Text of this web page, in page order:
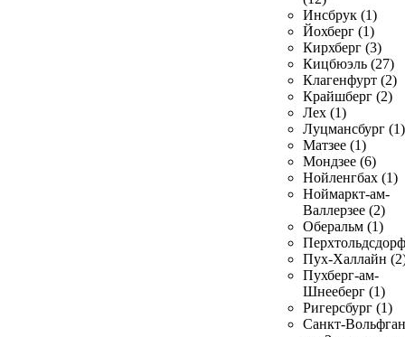
Инсбрук (1)
Йохберг (1)
Кирхберг (3)
Кицбюэль (27)
Клагенфурт (2)
Крайшберг (2)
Лех (1)
Луцмансбург (1)
Матзее (1)
Мондзее (6)
Нойленгбах (1)
Ноймаркт-ам-
Валлерзее (2)
Оберальм (1)
Пух-Халлайн
Пухберг-ам-
Шнееберг (1)
Ригерсбург (1)
Санкт-